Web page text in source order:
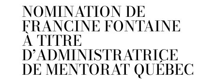
NOMINATION DE
FRANCINE FONTAINE
À TITRE
D’ADMINISTRATRICE
DE MENTORAT QUÉBEC